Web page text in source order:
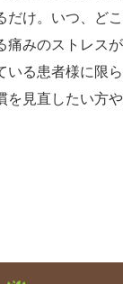
け。いつ、ど
みのストレスが
る患者様に限
見直したい方